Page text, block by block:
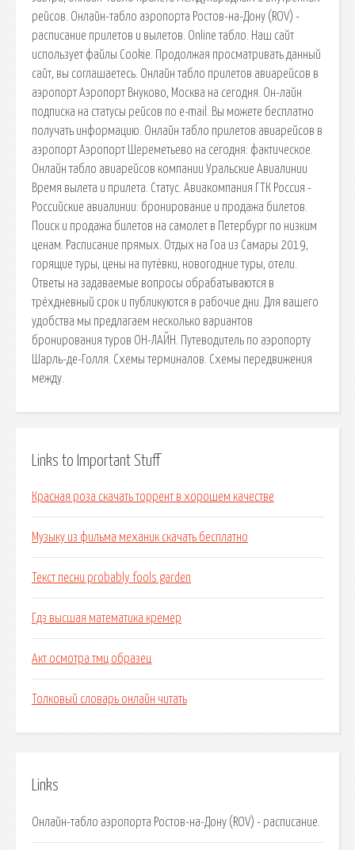
рейсов. Онлайн-табло аэропорта Ростов-на-Дону (ROV) -
расписание прилетов и вылетов. Online табло. Наш сайт
использует файлы Cookie. Продолжая просматривать данный
сайт, вы соглашаетесь. Онлайн табло прилетов авиарейсов в
аэропорт Аэропорт Внуково, Москва на сегодня. Он-лайн
подписка на статусы рейсов по e-mail. Вы можете бесплатно
получать информацию. Онлайн табло прилетов авиарейсов в
аэропорт Аэропорт Шереметьево на сегодня: фактическое.
Онлайн табло авиарейсов компании Уральские Авиалинии
Время вылета и прилета. Статус. Авиакомпания ГТК Россия -
Российские авиалинии: бронирование и продажа билетов.
Поиск и продажа билетов на самолет в Петербург по низким
ценам. Расписание прямых. Отдых на Гоа из Самары 2019,
горящие туры, цены на путёвки, новогодние туры, отели.
Ответы на задаваемые вопросы обрабатываются в
трёхдневный срок и публикуются в рабочие дни. Для вашего
удобства мы предлагаем несколько вариантов
бронирования туров ОН-ЛАЙН. Путеводитель по аэропорту
Шарль-де-Голля. Схемы терминалов. Схемы передвижения
между.
Links to Important Stuff
Красная роза скачать торрент в хорошем качестве
Музыку из фильма механик скачать бесплатно
Текст песни probably fools garden
Гдз высшая математика кремер
Акт осмотра тмц образец
Толковый словарь онлайн читать
Links
Онлайн-табло аэропорта Ростов-на-Дону (ROV) - расписание.